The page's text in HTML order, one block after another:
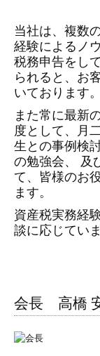
相談の流れ
譲渡税業務
法人税業務
料金案内
事務所紹介
事務所概要
アクセス
お客様の声
セミナー情報
当社は、複数
経験によるノ
税務申告をし
られると、お
いております。
また常に最新
度として、月
生との事例検
の勉強会、 及
て、皆様のお
ます。
資産税実務経
談に応じてい
会長 高橋